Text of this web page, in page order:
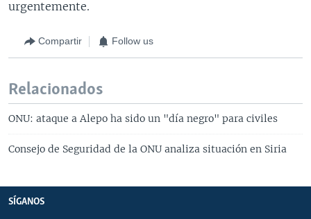
urgentemente.
Compartir Follow us
Relacionados
ONU: ataque a Alepo ha sido un "día negro" para civiles
Consejo de Seguridad de la ONU analiza situación en Siria
SÍGANOS